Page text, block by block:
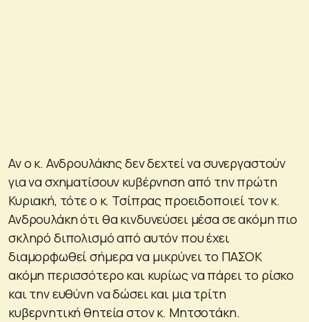
Αν ο κ. Ανδρουλάκης δεν δεχτεί να συνεργαστούν
για να σχηματίσουν κυβέρνηση από την πρώτη
Κυριακή, τότε ο κ. Τσίπρας προειδοποιεί τον κ.
Ανδρουλάκη ότι θα κινδυνεύσει μέσα σε ακόμη πιο
σκληρό διπολισμό από αυτόν που έχει
διαμορφωθεί σήμερα να μικρύνει το ΠΑΣΟΚ
ακόμη περισσότερο και κυρίως να πάρει το ρίσκο
και την ευθύνη να δώσει και μια τρίτη
κυβερνητική θητεία στον κ. Μητσοτάκη.